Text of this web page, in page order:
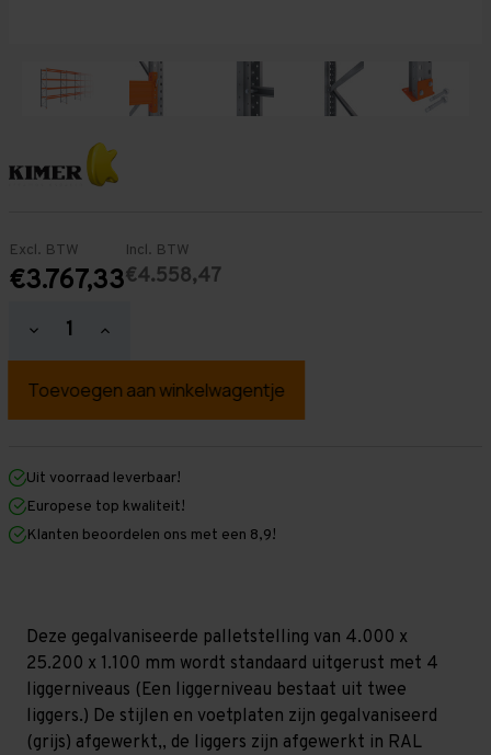
Excl. BTW
€3.767,33
Incl. BTW
€4.558,47
Hoeveelheid
verlagen
Palletstelling
mm
mm
x
1.100
mm
-
Licht
-
T80
Hoeveelheid
verhogen
Palletstelling
mm
mm
1.100
mm
-
Licht
-
T80
Uit voorraad leverbaar!
Europese top kwaliteit!
Klanten beoordelen ons met een 8,9!
Deze gegalvaniseerde palletstelling van 4.000 x
25.200 x 1.100 mm wordt standaard uitgerust met 4
liggerniveaus (Een liggerniveau bestaat uit twee
liggers.) De stijlen en voetplaten zijn gegalvaniseerd
(grijs) afgewerkt,, de liggers zijn afgewerkt in RAL